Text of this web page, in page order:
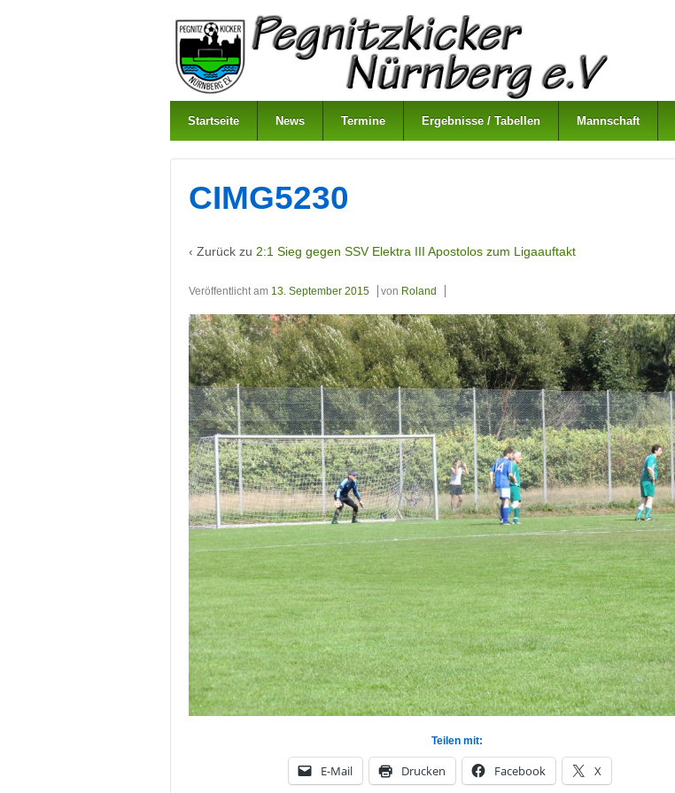
Startseite News Termine Ergebnisse / Tabellen Mannschaft
CIMG5230
‹ Zurück zu 2:1 Sieg gegen SSV Elektra III Apostolos zum Ligaauftakt
Veröffentlicht am 13. September 2015 von Roland
Teilen mit:
E-Mail Drucken Facebook X